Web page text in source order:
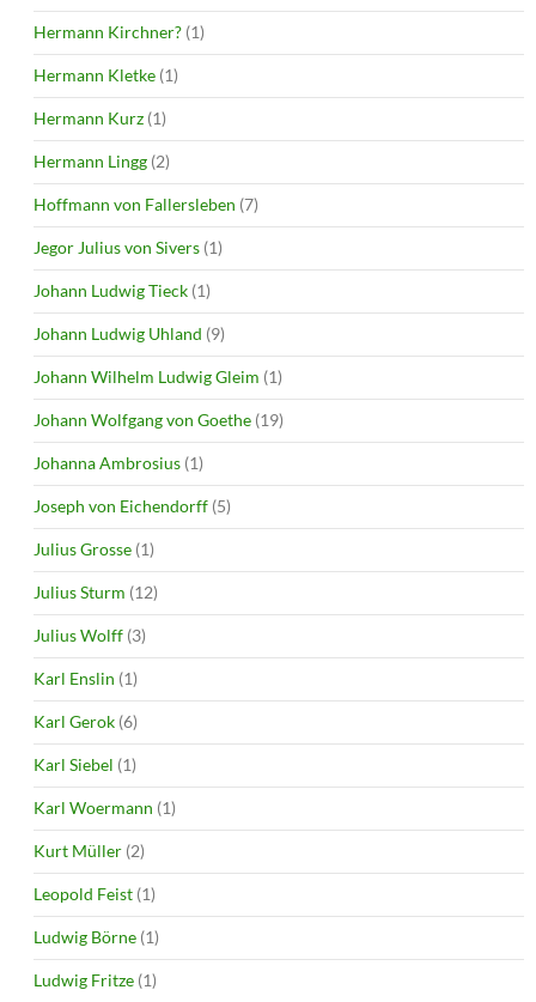
Hermann Kirchner? (1)
Hermann Kletke (1)
Hermann Kurz (1)
Hermann Lingg (2)
Hoffmann von Fallersleben (7)
Jegor Julius von Sivers (1)
Johann Ludwig Tieck (1)
Johann Ludwig Uhland (9)
Johann Wilhelm Ludwig Gleim (1)
Johann Wolfgang von Goethe (19)
Johanna Ambrosius (1)
Joseph von Eichendorff (5)
Julius Grosse (1)
Julius Sturm (12)
Julius Wolff (3)
Karl Enslin (1)
Karl Gerok (6)
Karl Siebel (1)
Karl Woermann (1)
Kurt Müller (2)
Leopold Feist (1)
Ludwig Börne (1)
Ludwig Fritze (1)